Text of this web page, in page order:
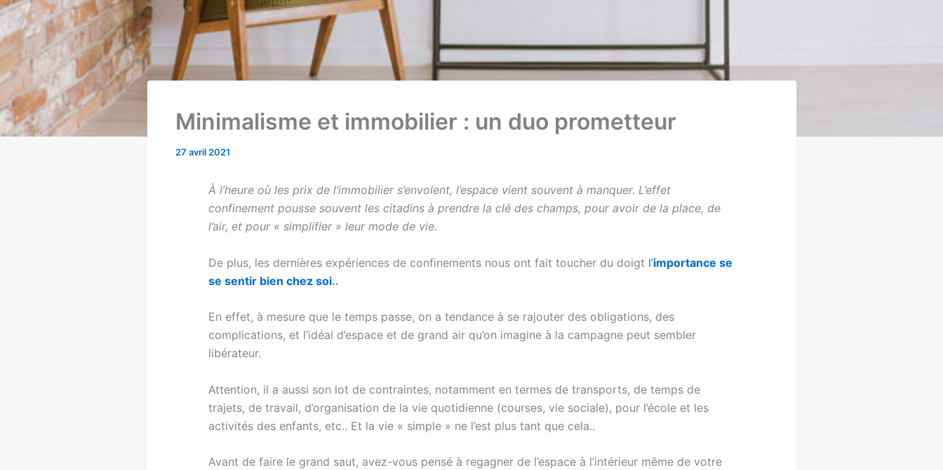
Minimalisme et immobilier : un duo prometteur
27 avril 2021
À l’heure où les prix de l’immobilier s’envolent, l’espace vient souvent à manquer. L’effet
confinement pousse souvent les citadins à prendre la clé des champs, pour avoir de la place, de
l’air, et pour « simplifier » leur mode de vie.
De plus, les dernières expériences de confinements nous ont fait toucher du doigt l’importance se
se sentir bien chez soi..
En effet, à mesure que le temps passe, on a tendance à se rajouter des obligations, des
complications, et l’idéal d’espace et de grand air qu’on imagine à la campagne peut sembler
libérateur.
Attention, il a aussi son lot de contraintes, notamment en termes de transports, de temps de
trajets, de travail, d’organisation de la vie quotidienne (courses, vie sociale), pour l’école et les
activités des enfants, etc.. Et la vie « simple » ne l’est plus tant que cela..
Avant de faire le grand saut, avez-vous pensé à regagner de l’espace à l’intérieur même de votre